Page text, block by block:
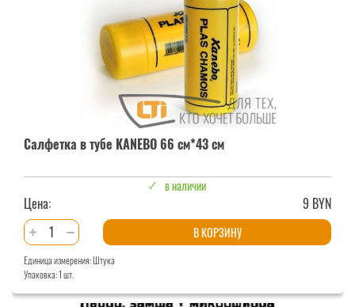
Салфетка в тубе KANEBO 66 см*43 см
в наличии
Цена:
9 BYN
Количество
товара
Салфетка
в
В КОРЗИНУ
Единица измерения: Штука
Упаковка: 1 шт.